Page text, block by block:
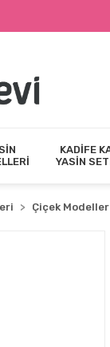
Kapıda
KADİFE
YASİN
Çiçek Modeller